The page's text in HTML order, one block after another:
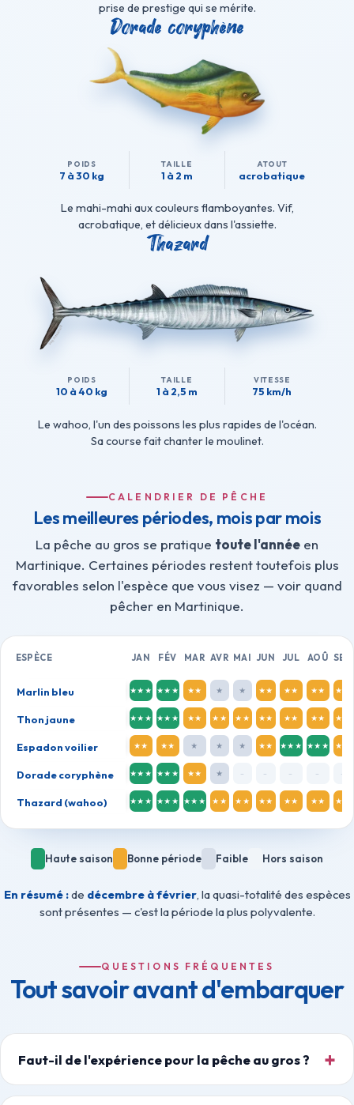
prise de prestige qui se mérite.
Dorade coryphène
POIDS
7 à 30 kg
TAILLE
1 à 2 m
ATOUT
acrobatique
Le mahi-mahi aux couleurs flamboyantes. Vif,
acrobatique, et délicieux dans l'assiette.
Thazard
POIDS
10 à 40 kg
TAILLE
1 à 2,5 m
VITESSE
75 km/h
Le wahoo, l'un des poissons les plus rapides de l'océan.
Sa course fait chanter le moulinet.
CALENDRIER DE PÊCHE
Les meilleures périodes, mois par mois
La pêche au gros se pratique toute l'année en
Martinique. Certaines périodes restent toutefois plus
favorables selon l'espèce que vous visez — voir quand
pêcher en Martinique.
Qualité de pêche par espèce et par mois : ★★★
ESPÈCE JAN FÉV MAR AVR MAI JUN JUL AOÛ SEP
Marlin bleu ★★★ ★★★ ★★ ★ ★ ★★ ★★ ★★ ★★
Thon jaune ★★★ ★★★ ★★ ★★ ★★ ★★ ★★ ★★ ★★
Espadon voilier ★★ ★★ ★ ★ ★ ★★ ★★★ ★★★ ★★
Dorade coryphène ★★★ ★★★ ★★ ★ – – – – –
Thazard (wahoo) ★★★ ★★★ ★★★ ★★ ★★ ★★ ★★ ★★ ★★
Haute saison Bonne période Faible Hors saison
En résumé :de décembre à février, la quasi-totalité des espèces
sont présentes — c'est la période la plus polyvalente.
QUESTIONS FRÉQUENTES
Tout savoir avant d'embarquer
Faut-il de l'expérience pour la pêche au gros ?